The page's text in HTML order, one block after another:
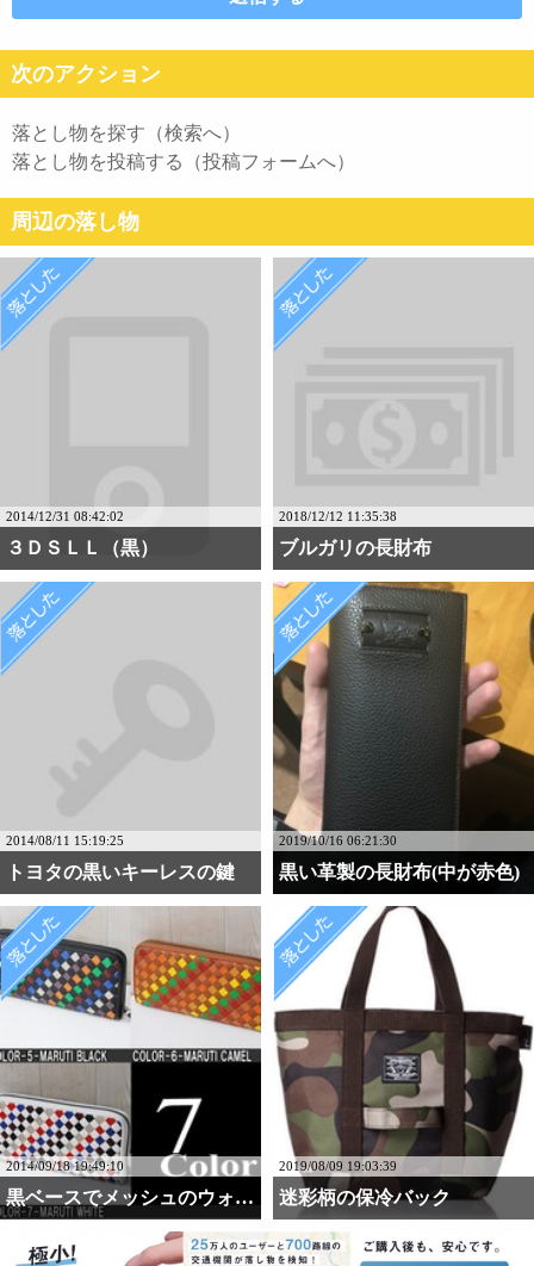
次のアクション
落とし物を探す（検索へ）
落とし物を投稿する（投稿フォームへ）
周辺の落し物
2014/12/31 08:42:02
３ＤＳＬＬ（黒）
2018/12/12 11:35:38
ブルガリの長財布
2014/08/11 15:19:25
トヨタの黒いキーレスの鍵
2019/10/16 06:21:30
黒い革製の長財布(中が赤色)
2014/09/18 19:49:10
黒ベースでメッシュのウォ・・・
2019/08/09 19:03:39
迷彩柄の保冷バック